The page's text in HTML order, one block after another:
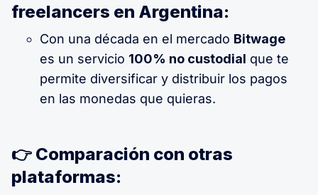
freelancers en Argentina:
Con una década en el mercado Bitwage
es un servicio 100% no custodial que te
permite diversificar y distribuir los pagos
en las monedas que quieras.
👉 Comparación con otras
plataformas: